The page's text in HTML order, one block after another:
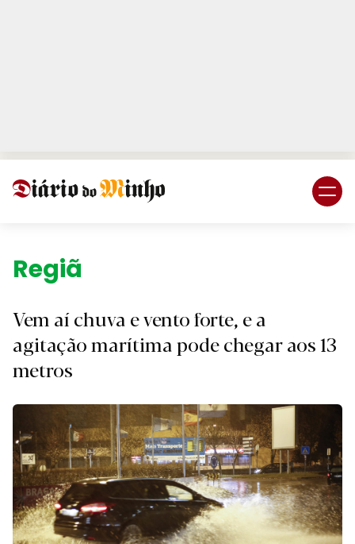
Região.
Vem aí chuva e vento forte, e a
agitação marítima pode chegar aos 13
metros